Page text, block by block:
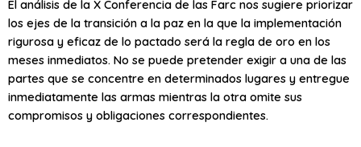
El análisis de la X Conferencia de las Farc nos sugiere priorizar
los ejes de la transición a la paz en la que la implementación
rigurosa y eficaz de lo pactado será la regla de oro en los
meses inmediatos. No se puede pretender exigir a una de las
partes que se concentre en determinados lugares y entregue
inmediatamente las armas mientras la otra omite sus
compromisos y obligaciones correspondientes.